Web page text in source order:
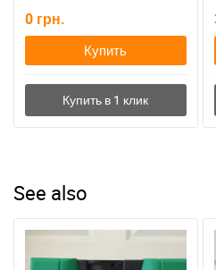
0 грн.
Купить
See also